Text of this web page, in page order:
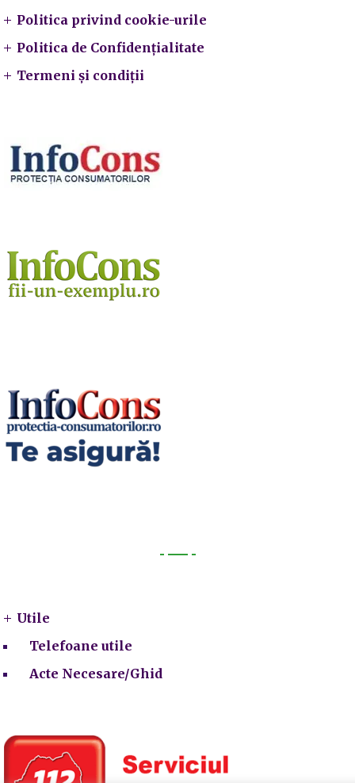
Politica privind cookie-urile
Politica de Confidențialitate
Termeni și condiții
Utile
Telefoane utile
Acte Necesare/Ghid